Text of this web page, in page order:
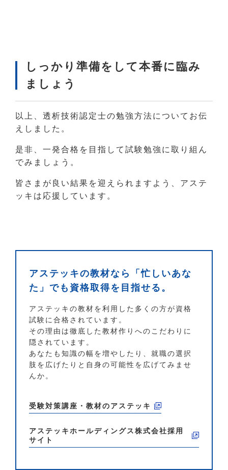
しっかり準備をして本番に臨み
ましょう
以上、透析技術認定士の勉強方法についてお伝
えしました。
是非、一発合格を目指して試験勉強に取り組ん
でみましょう。
皆さまが良い結果を迎えられますよう、アステ
ッキは応援しています。
アステッキの教材なら「忙しいあな
た」でも資格取得を目指せる。
アステッキの教材を利用した多くの方が資格
試験に合格されています。
その理由は徹底した教材作りへのこだわりに
隠されています。
あなたも知識の幅を増やしたり、就職の選択
肢を広げたりと自身の可能性を広げてみませ
んか。
受験対策講座・教材のアステッキ
アステッキホールディングス株式会社採用
サイト